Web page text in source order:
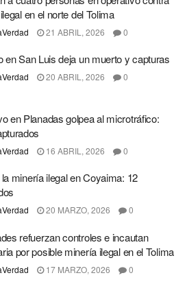
en el norte del Tolima
21 ABRIL, 2026 0
en San Luis deja un muerto y capturas
20 ABRIL, 2026 0
en Planadas golpea al microtráfico:
16 ABRIL, 2026 0
minería ilegal en Coyaima: 12
20 MARZO, 2026 0
refuerzan controles e incautan
por posible minería ilegal en el Tolima
17 MARZO, 2026 0